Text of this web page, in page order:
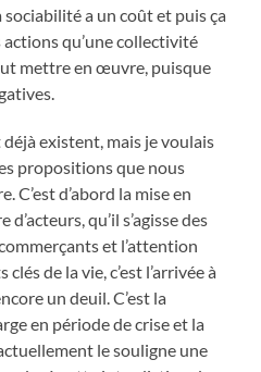
sociabilité a un coût et puis ça
qu’une collectivité
mettre en œuvre, puisque
déjà existent, mais je voulais
propositions que nous
C’est d’abord la mise en
qu’il s’agisse des
et l’attention
de la vie, c’est l’arrivée à
un deuil. C’est la
en période de crise et la
le souligne une